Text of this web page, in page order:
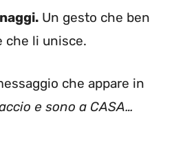
Un gesto che ben
che li unisce.
che appare in
e sono a CASA…